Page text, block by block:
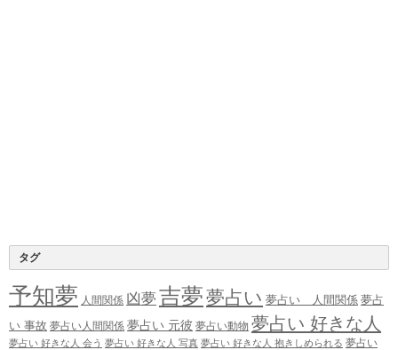
タグ
予知夢 人間関係 凶夢 吉夢夢占い 夢占い 人間関係 夢占
い 事故 夢占い人間関係 夢占い 元彼 夢占い動物 夢占い 好きな人
夢占い 好きな人 会う 夢占い 好きな人 写真 夢占い 好きな人 抱きしめられる 夢占い